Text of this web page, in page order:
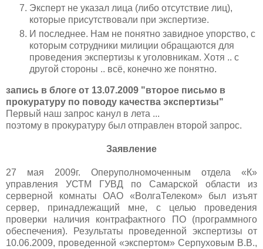
Эксперт не указал лица (либо отсутствие лиц),
которые присутствовали при экспертизе.
И последнее. Нам не понятно завидное упорство, с
которым сотрудники милиции обращаются для
проведения экспертизы к уголовникам. Хотя .. с
другой стороны .. всё, конечно же понятно.
запись в блоге от 13.07.2009 "второе письмо в
прокуратуру по поводу качества экспертизы"
Первый наш запрос канул в лета ...
поэтому в прокуратуру был отправлен второй запрос.
Заявление
27 мая 2009г. Оперуполномоченным отдела «К»
управления УСТМ ГУВД по Самарской области из
серверной комнаты ОАО «ВолгаТелеком» был изъят
сервер, принадлежащий мне, с целью проведения
проверки наличия контрафактного ПО (программного
обеспечения). Результаты проведенной экспертизы от
10.06.2009, проведенной «экспертом» Серпуховым В.В.,